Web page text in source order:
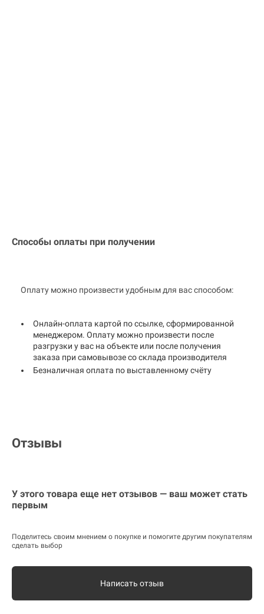
Способы оплаты при получении
Оплату можно произвести удобным для вас способом:
Онлайн-оплата картой по ссылке, сформированной
менеджером. Оплату можно произвести после
разгрузки у вас на объекте или после получения
заказа при самовывозе со склада производителя
Безналичная оплата по выставленному счёту
Отзывы
У этого товара еще нет отзывов — ваш может стать
первым
Поделитесь своим мнением о покупке и помогите другим покупателям
сделать выбор
Написать отзыв